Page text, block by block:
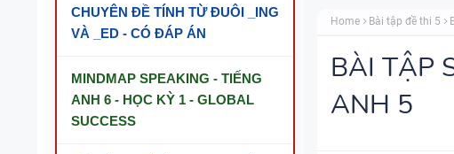
CHUYÊN ĐỀ TÍNH TỪ ĐUÔI _ING
VÀ _ED - CÓ ĐÁP ÁN
MINDMAP SPEAKING - TIẾNG
ANH 6 - HỌC KỲ 1 - GLOBAL
SUCCESS
Home Bài tập đề thi 5
BÀI TẬP
ANH 5